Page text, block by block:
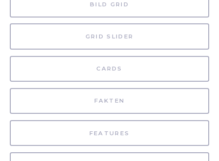
BILD GRID
GRID SLIDER
CARDS
FAKTEN
FEATURES